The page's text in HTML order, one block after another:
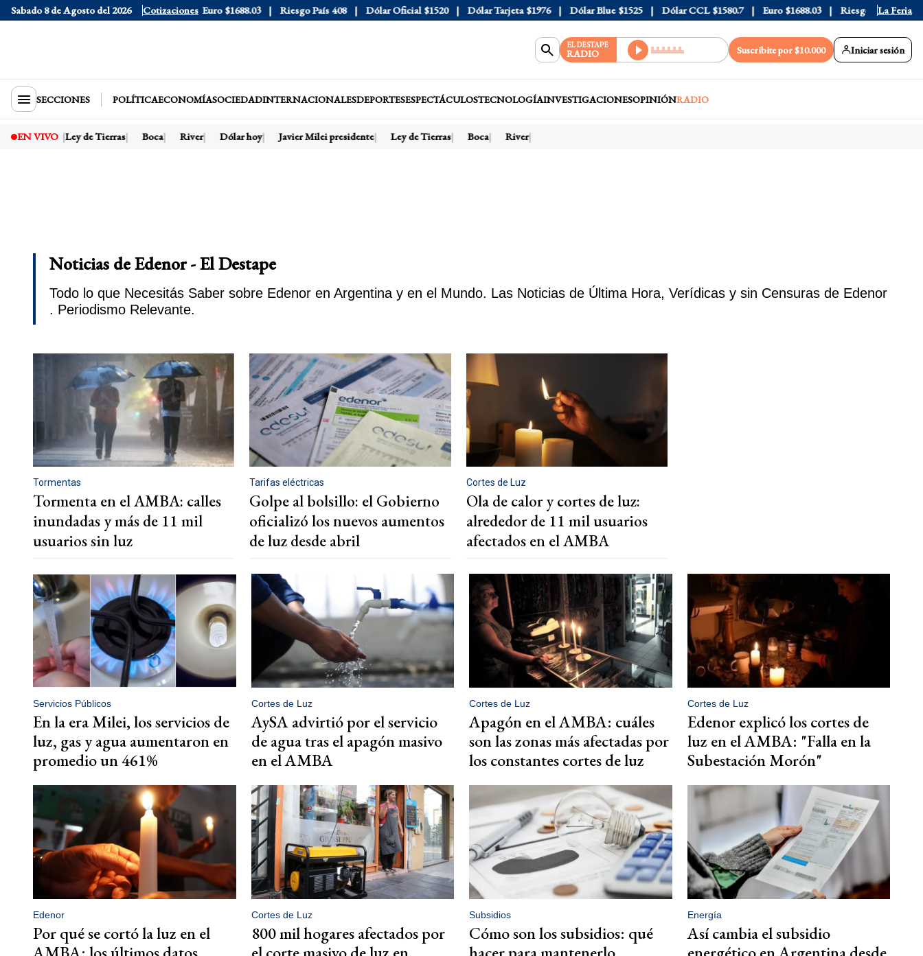
Sabado 8 de Agosto del 2026 Cotizaciones
$1525 Dólar CCL $1580.7 Euro $1688.03 Riesgo País 408 Dólar Oficial $1520 Dólar Tarjeta $1976 Dólar Blue $1525 Dólar CCL $1580.7 Euro $1688.03 Riesgo País 408 La Feria
EL DESTAPE
RADIO Suscribite por $10.000 Iniciar sesión
SECCIONES POLÍTICAECONOMÍASOCIEDADINTERNACIONALESDEPORTESESPECTÁCULOSTECNOLOGÍAINVESTIGACIONESOPINIÓNRADIO
EN VIVOLey de Tierras Boca River Dólar hoy Javier Milei presidente Ley de Tierras Boca River
Noticias de Edenor - El Destape
Todo lo que Necesitás Saber sobre Edenor en Argentina y en el Mundo. Las Noticias de Última Hora, Verídicas y sin Censuras de Edenor
. Periodismo Relevante.
Tormentas
Tormenta en el AMBA: calles
inundadas y más de 11 mil
usuarios sin luz
Tarifas eléctricas
Golpe al bolsillo: el Gobierno
oficializó los nuevos aumentos
de luz desde abril
Cortes de Luz
Ola de calor y cortes de luz:
alrededor de 11 mil usuarios
afectados en el AMBA
Servicios Públicos
En la era Milei, los servicios de
luz, gas y agua aumentaron en
promedio un 461%
Cortes de Luz
AySA advirtió por el servicio
de agua tras el apagón masivo
en el AMBA
Cortes de Luz
Apagón en el AMBA: cuáles
son las zonas más afectadas por
los constantes cortes de luz
Cortes de Luz
Edenor explicó los cortes de
luz en el AMBA: "Falla en la
Subestación Morón"
Edenor
Por qué se cortó la luz en el
Cortes de Luz
800 mil hogares afectados por
Subsidios
Cómo son los subsidios: qué
Energía
Así cambia el subsidio